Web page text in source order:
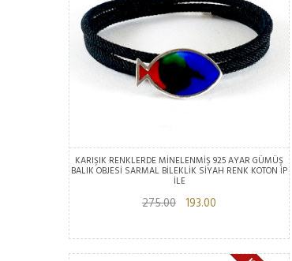
KARIŞIK RENKLERDE MİNELENMİŞ 925 AYAR GÜMÜŞ
BALIK OBJESİ SARMAL BİLEKLİK SİYAH RENK KOTON İP
İLE
275.00 193.00